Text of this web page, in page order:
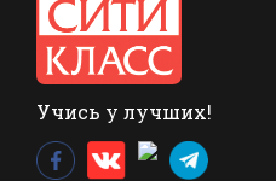
Учись у лучших!